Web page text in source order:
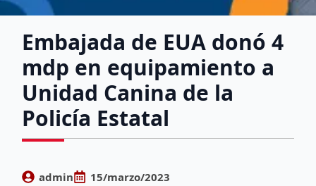
Embajada de EUA donó 4
mdp en equipamiento a
Unidad Canina de la
Policía Estatal
admin 15/marzo/2023